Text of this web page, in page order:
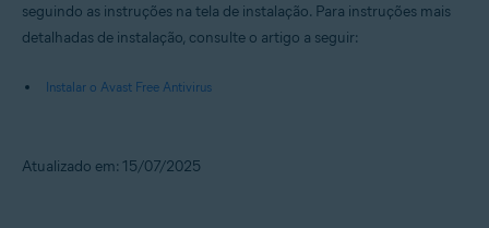
seguindo as instruções na tela de instalação. Para instruções mais
detalhadas de instalação, consulte o artigo a seguir:
Instalar o Avast Free Antivirus
Atualizado em: 15/07/2025